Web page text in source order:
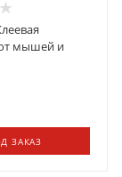
мышей и
ЗАКАЗ